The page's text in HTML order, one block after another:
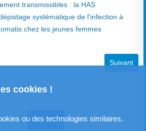
cookies !
ou des technologies similaires.
transmissibles : la HAS
systématique de l'infection à
chez les jeunes femmes
ovarienne précoce (prématurée)
Article
Suivant
Valider